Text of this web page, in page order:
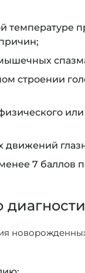
температуре
строении
движений
7 баллов